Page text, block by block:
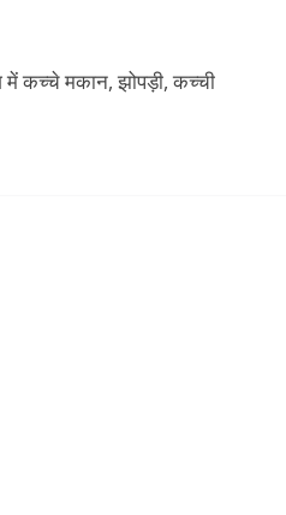
कच्चे मकान, झोपड़ी, कच्ची